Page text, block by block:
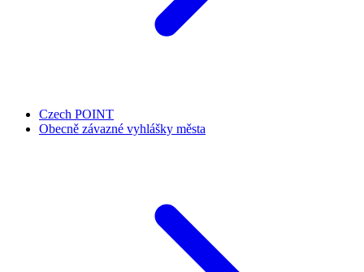
Czech POINT
Obecně závazné vyhlášky města